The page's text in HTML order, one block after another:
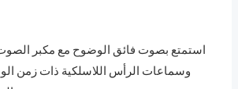
استمتع بصوت فائق الوضوح مع مكبر